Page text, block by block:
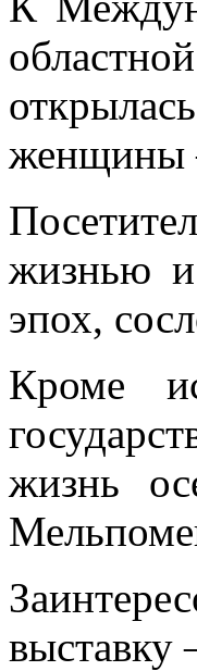
женщины
жизнью и
эпох,
Кроме
жизнь
выставку